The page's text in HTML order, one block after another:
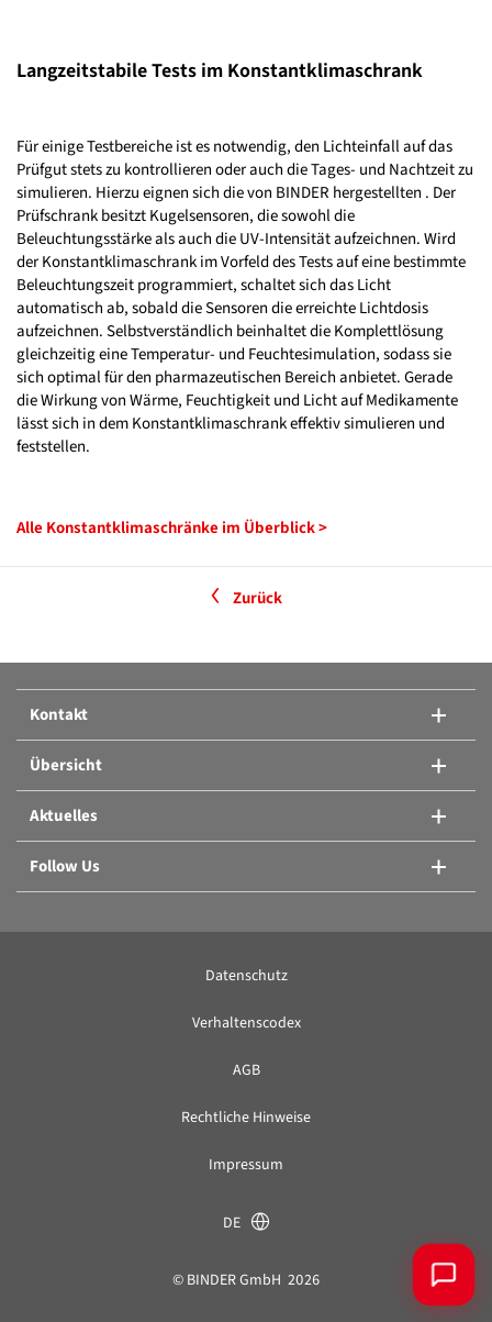
Langzeitstabile Tests im Konstantklimaschrank
Für einige Testbereiche ist es notwendig, den Lichteinfall auf das
Prüfgut stets zu kontrollieren oder auch die Tages- und Nachtzeit zu
simulieren. Hierzu eignen sich die von BINDER hergestellten . Der
Prüfschrank besitzt Kugelsensoren, die sowohl die
Beleuchtungsstärke als auch die UV-Intensität aufzeichnen. Wird
der Konstantklimaschrank im Vorfeld des Tests auf eine bestimmte
Beleuchtungszeit programmiert, schaltet sich das Licht
automatisch ab, sobald die Sensoren die erreichte Lichtdosis
aufzeichnen. Selbstverständlich beinhaltet die Komplettlösung
gleichzeitig eine Temperatur- und Feuchtesimulation, sodass sie
sich optimal für den pharmazeutischen Bereich anbietet. Gerade
die Wirkung von Wärme, Feuchtigkeit und Licht auf Medikamente
lässt sich in dem Konstantklimaschrank effektiv simulieren und
feststellen.
Alle Konstantklimaschränke im Überblick >
Zurück
Kontakt
Übersicht
Aktuelles
Follow Us
© BINDER GmbH 2026
Datenschutz
Verhaltenscodex
AGB
Rechtliche Hinweise
Impressum
DE